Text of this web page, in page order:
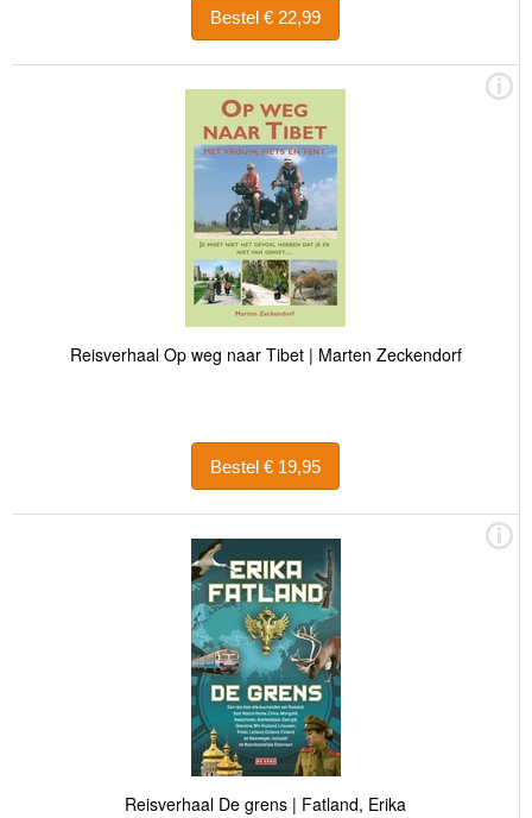
Bestel € 22,99
Reisverhaal Op weg naar Tibet | Marten Zeckendorf
Bestel € 19,95
Reisverhaal De grens | Fatland, Erika